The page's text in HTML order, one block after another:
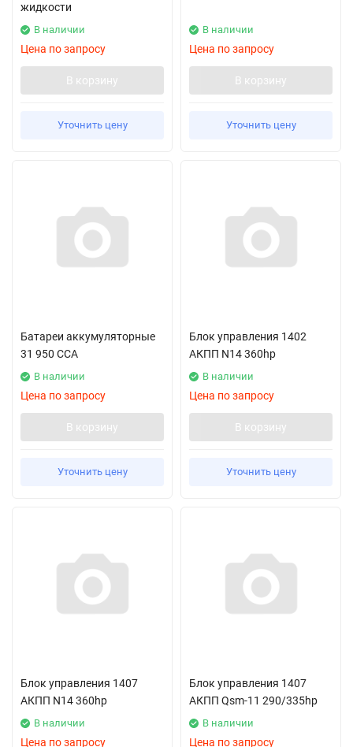
жидкости
В наличии
Цена по запросу
В корзину
Уточнить цену
В наличии
Цена по запросу
В корзину
Уточнить цену
Батареи аккумуляторные
31 950 CCA
В наличии
Цена по запросу
В корзину
Уточнить цену
Блок управления 1402
АКПП N14 360hp
В наличии
Цена по запросу
В корзину
Уточнить цену
Блок управления 1407
АКПП N14 360hp
В наличии
Цена по запросу
Блок управления 1407
АКПП Qsm-11 290/335hp
В наличии
Цена по запросу